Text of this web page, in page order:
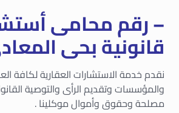
– رقم محامى
قانونية بحى
نقدم خدمة الاستشارات العقارية لكافة
والمؤسسات وتقديم الرأى والتوصية
مصلحة وحقوق وأموال موكلينا .